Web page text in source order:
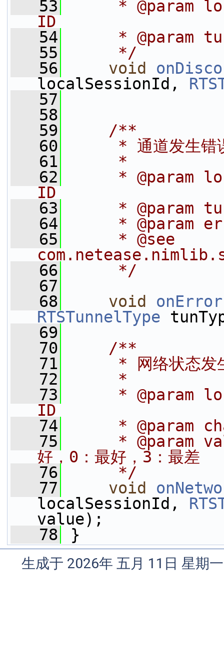
   53
* @param
ID
   54
* @param
   55
     */
   56
void
localSessionId,
   57
   58
   59
    /**
   60
* 通道发生错
   61
     *
   62
* @param
ID
   63
* @param
   64
* @param
   65
     * @see
   66
     */
   67
   68
void
onError
RTSTunnelType
   69
   70
    /**
   71
* 网络状态发
   72
     *
   73
* @param
ID
   74
* @param
   75
* @param
好，0：最好，3：最差
   76
     */
   77
void
localSessionId,
value);
   78
}
生成于 2026年 五月 11日 星期